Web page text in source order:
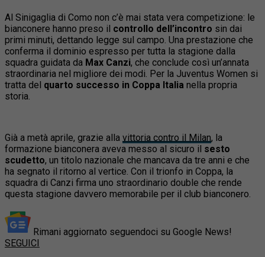
Al Sinigaglia di Como non c’è mai stata vera competizione: le
bianconere hanno preso il controllo dell’incontro sin dai
primi minuti, dettando legge sul campo. Una prestazione che
conferma il dominio espresso per tutta la stagione dalla
squadra guidata da Max Canzi, che conclude così un’annata
straordinaria nel migliore dei modi. Per la Juventus Women si
tratta del quarto successo in Coppa Italia nella propria
storia.
Già a metà aprile, grazie alla vittoria contro il Milan, la
formazione bianconera aveva messo al sicuro il sesto
scudetto, un titolo nazionale che mancava da tre anni e che
ha segnato il ritorno al vertice. Con il trionfo in Coppa, la
squadra di Canzi firma uno straordinario double che rende
questa stagione davvero memorabile per il club bianconero.
Rimani aggiornato seguendoci su Google News!
SEGUICI